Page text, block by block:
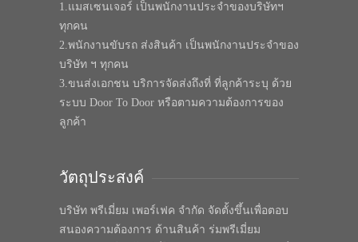
1.แมสเซนเจอร์ เป็นพนักงานประจำของบริษัทฯ
ทุกคน
2.พนักงานขับรถ ส่งสินค้า เป็นพนักงานประจำของ
บริษัท ฯ ทุกคน
3.ขนส่งเอกชน บริการจัดส่งถึงที่ ที่ลูกค้าระบุ ด้วย
ระบบ Door To Door หรือตามความต้องการของ
ลูกค้า
วัตถุประสงค์
บริษัท พรีเมี่ยม เพอร์เฟค จำกัด จัดตั้งขึ้นเพื่อตอบ
สนองความต้องการ ด้านสินค้า ร่มพรีเมี่ยม